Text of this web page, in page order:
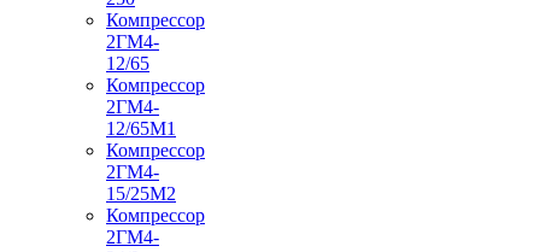
Компрессор
2ГМ4-
12/65
Компрессор
2ГМ4-
12/65М1
Компрессор
2ГМ4-
15/25М2
Компрессор
2ГМ4-